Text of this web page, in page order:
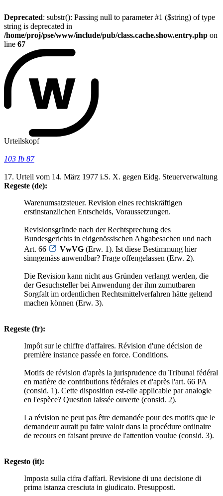
Deprecated: substr(): Passing null to parameter #1 ($string) of type
string is deprecated in
/home/proj/pse/www/include/pub/class.cache.show.entry.php on
line 67
Urteilskopf
103 Ib 87
17. Urteil vom 14. März 1977 i.S. X. gegen Eidg. Steuerverwaltung
Regeste (de):
Warenumsatzsteuer. Revision eines rechtskräftigen
erstinstanzlichen Entscheids, Voraussetzungen.
Revisionsgründe nach der Rechtsprechung des
Bundesgerichts in eidgenössischen Abgabesachen und nach
Art. 66
VwVG (Erw. 1). Ist diese Bestimmung hier
sinngemäss anwendbar? Frage offengelassen (Erw. 2).
Die Revision kann nicht aus Gründen verlangt werden, die
der Gesuchsteller bei Anwendung der ihm zumutbaren
Sorgfalt im ordentlichen Rechtsmittelverfahren hätte geltend
machen können (Erw. 3).
Regeste (fr):
Impôt sur le chiffre d'affaires. Révision d'une décision de
première instance passée en force. Conditions.
Motifs de révision d'après la jurisprudence du Tribunal fédéral
en matière de contributions fédérales et d'après l'art. 66 PA
(consid. 1). Cette disposition est-elle applicable par analogie
en l'espèce? Question laissée ouverte (consid. 2).
La révision ne peut pas être demandée pour des motifs que le
demandeur aurait pu faire valoir dans la procédure ordinaire
de recours en faisant preuve de l'attention voulue (consid. 3).
Regesto (it):
Imposta sulla cifra d'affari. Revisione di una decisione di
prima istanza cresciuta in giudicato. Presupposti.